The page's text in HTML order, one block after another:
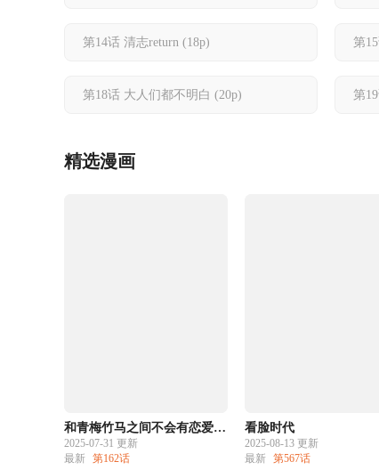
第14话 清志return (18p) 第
第18话 大人们都不明白 (20p) 第
精选漫画
和青梅竹马之间不会有恋爱喜剧
2025-07-31 更新
最新 第162话
看脸时代
2025-08-13 更新
最新 第567话